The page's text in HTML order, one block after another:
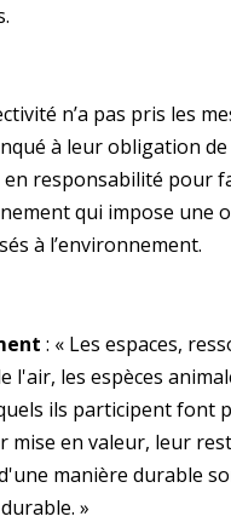
n’a pas pris les
à leur obligation
responsabilité pour
qui impose une
à l’environnement.
: « Les espaces,
l'air, les espèces
ils participent font
en valeur, leur
manière durable
»